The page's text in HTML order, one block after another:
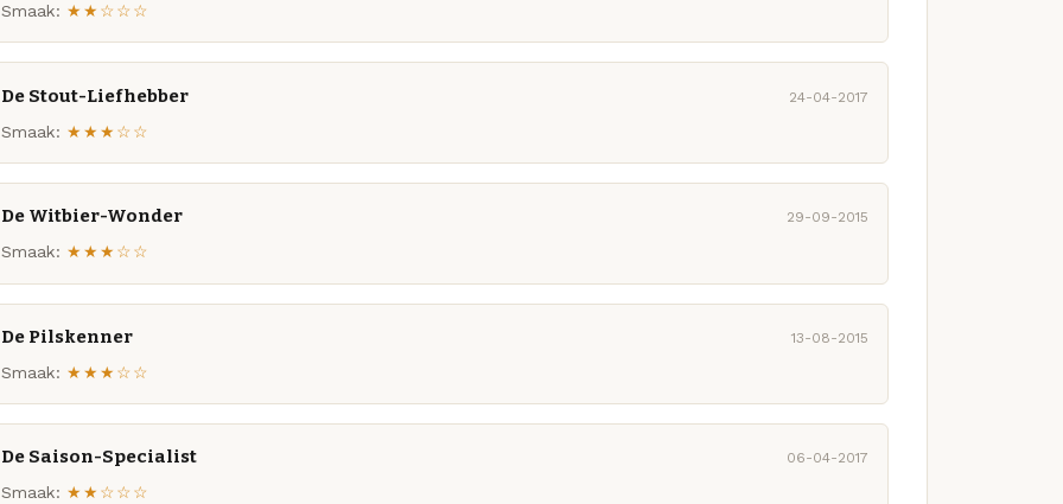
Smaak: ★★☆☆☆
De Stout-Liefhebber 24-04-2017
Smaak: ★★★☆☆
De Witbier-Wonder 29-09-2015
Smaak: ★★★☆☆
De Pilskenner 13-08-2015
Smaak: ★★★☆☆
De Saison-Specialist 06-04-2017
Smaak: ★★☆☆☆